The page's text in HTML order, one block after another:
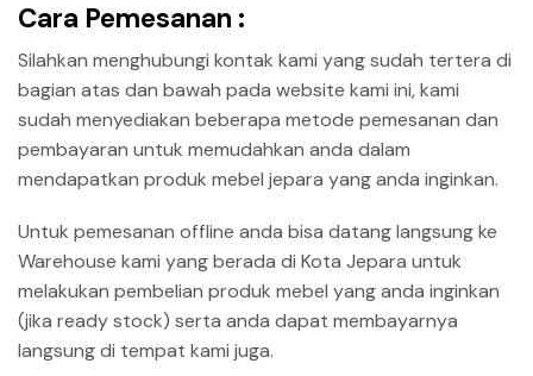
Cara Pemesanan :
Silahkan menghubungi kontak kami yang sudah tertera di
bagian atas dan bawah pada website kami ini, kami
sudah menyediakan beberapa metode pemesanan dan
pembayaran untuk memudahkan anda dalam
mendapatkan produk mebel jepara yang anda inginkan.
Untuk pemesanan offline anda bisa datang langsung ke
Warehouse kami yang berada di Kota Jepara untuk
melakukan pembelian produk mebel yang anda inginkan
(jika ready stock) serta anda dapat membayarnya
langsung di tempat kami juga.